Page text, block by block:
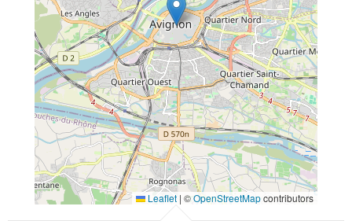
Leaflet | ©OpenStreetMapcontributors